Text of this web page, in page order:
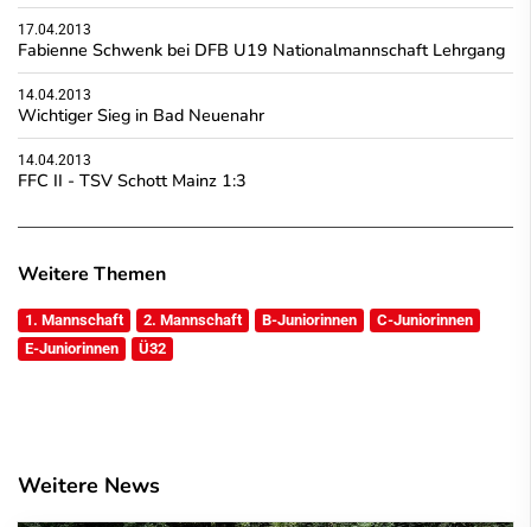
17.04.2013
Fabienne Schwenk bei DFB U19 Nationalmannschaft Lehrgang
14.04.2013
Wichtiger Sieg in Bad Neuenahr
14.04.2013
FFC II - TSV Schott Mainz 1:3
Weitere Themen
1. Mannschaft 2. Mannschaft B-Juniorinnen
C-Juniorinnen
E-Juniorinnen
Ü32
Weitere News